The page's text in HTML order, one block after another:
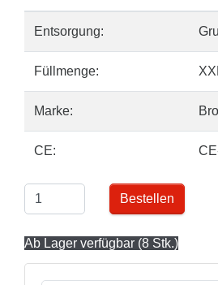
Entsorgung:
Füllmenge:
Marke:
CE:
Bestellen
Ab Lager verfügbar (8 Stk.)